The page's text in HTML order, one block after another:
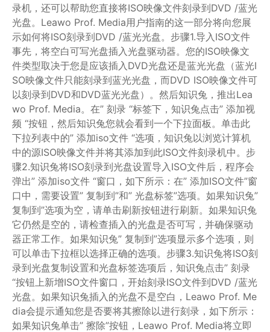
录机，还可以帮助您直接将ISO映像文件刻录到DVD /蓝光
光盘。Leawo Prof. Media用户指南的这一部分将向您展
示如何将ISO刻录到DVD /蓝光光盘。步骤1.导入ISO文件
事先，将空白可写光盘插入光盘驱动器。您的ISO映像文
件类型取决于您是应该插入DVD光盘还是蓝光光盘（蓝光I
SO映像文件只能刻录到蓝光光盘，而DVD ISO映像文件可
以刻录到DVD和DVD蓝光光盘）。然后知识兔，推出Lea
wo Prof. Media。在” 刻录 “标签下，知识兔点击” 添加视
频 “按钮，然后知识兔您就会看到一个下拉面板。单击此
下拉列表中的” 添加iso文件 “选项，知识兔以浏览计算机
中的源ISO映像文件并将其添加到此ISO文件刻录机中。步
骤2.知识兔将ISO刻录到光盘设置导入ISO文件后，程序会
弹出” 添加iso文件 “窗口，如下所示：在” 添加ISO文件”窗
口中，需要设置” 复制到”和” 光盘标签”选项。如果知识兔”
复制到”选项为空，请单击刷新按钮进行刷新。如果知识兔
它仍然是空的，请检查插入的光盘是否可写，并确保驱动
器正常工作。如果知识兔” 复制到”选项显示多个选项，则
可以单击下拉框以选择正确的选项。步骤3.知识兔将ISO刻
录到光盘复制设置和光盘标签选项后，知识兔点击” 刻录
“按钮上新增ISO文件窗口，开始刻录ISO文件到DVD /蓝光
光盘。如果知识兔插入的光盘不是空白，Leawo Prof. Me
dia会提示通知您是否要将其擦除以进行刻录，如下所示：
如果知识兔单击” 擦除”按钮，Leawo Prof. Media将立即